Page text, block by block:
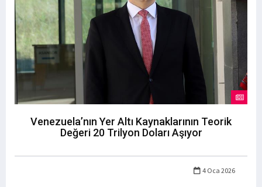
Venezuela’nın Yer Altı Kaynaklarının Teorik
Değeri 20 Trilyon Doları Aşıyor
4 Oca 2026